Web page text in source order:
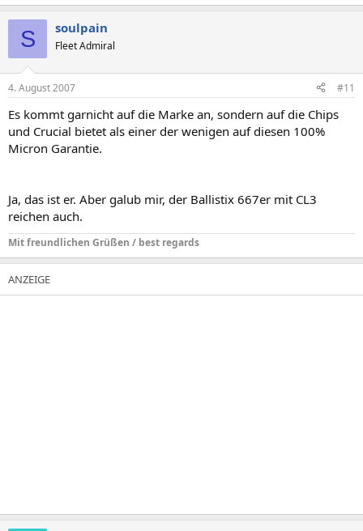
S soulpain
Fleet Admiral
4. August 2007 #11
Es kommt garnicht auf die Marke an, sondern auf die Chips
und Crucial bietet als einer der wenigen auf diesen 100%
Micron Garantie.
Ja, das ist er. Aber galub mir, der Ballistix 667er mit CL3
reichen auch.
Mit freundlichen Grüßen / best regards